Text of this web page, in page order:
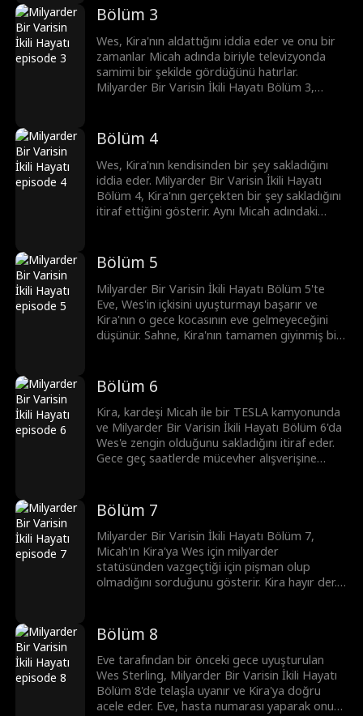
hediyesi olarak 20,000 dolar gönderdiğini
belirtir.
Bölüm 3
Wes, Kira'nın aldattığını iddia eder ve onu bir
zamanlar Micah adında biriyle televizyonda
samimi bir şekilde gördüğünü hatırlar.
Milyarder Bir Varisin İkili Hayatı Bölüm 3,
ortaya koyar, ancak Wes, Eve'in babasının
hayatını kurtarırken öldüğünü ve ona borçlu
olduğunu söyleyerek ısrar eder.
Bölüm 4
Wes, Kira'nın kendisinden bir şey sakladığını
iddia eder. Milyarder Bir Varisin İkili Hayatı
Bölüm 4, Kira'nın gerçekten bir şey sakladığını
itiraf ettiğini gösterir. Aynı Micah adındaki
ama Eve ona içki içmesi için ısrar eder ve onu
uyuşturur.
Bölüm 5
Milyarder Bir Varisin İkili Hayatı Bölüm 5'te
Eve, Wes'in içkisini uyuşturmayı başarır ve
Kira'nın o gece kocasının eve gelmeyeceğini
düşünür. Sahne, Kira'nın tamamen giyinmiş bir
daha sonra Kira'nın kardeşi olduğunu ortaya
çıkarır.
Bölüm 6
Kira, kardeşi Micah ile bir TESLA kamyonunda
ve Milyarder Bir Varisin İkili Hayatı Bölüm 6'da
Wes'e zengin olduğunu sakladığını itiraf eder.
Gece geç saatlerde mücevher alışverişine
zengin olduğunu söyler.
Bölüm 7
Milyarder Bir Varisin İkili Hayatı Bölüm 7,
Micah'ın Kira'ya Wes için milyarder
statüsünden vazgeçtiği için pişman olup
olmadığını sorduğunu gösterir. Kira hayır der.
geçmeden, Eve, Wes ile birlikte net fotoğraflar
çeker ve Kira'ya gönderir, Wes'in onu
öptüğünü iddia eder.
Bölüm 8
Eve tarafından bir önceki gece uyuşturulan
Wes Sterling, Milyarder Bir Varisin İkili Hayatı
Bölüm 8'de telaşla uyanır ve Kira'ya doğru
acele eder. Eve, hasta numarası yaparak onu